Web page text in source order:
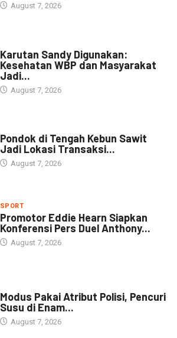
August 7, 2026
Karutan Sandy Digunakan:
Kesehatan WBP dan Masyarakat
Jadi...
August 7, 2026
Pondok di Tengah Kebun Sawit
Jadi Lokasi Transaksi...
August 7, 2026
SPORT
Promotor Eddie Hearn Siapkan
Konferensi Pers Duel Anthony...
August 7, 2026
Modus Pakai Atribut Polisi, Pencuri
Susu di Enam...
August 7, 2026